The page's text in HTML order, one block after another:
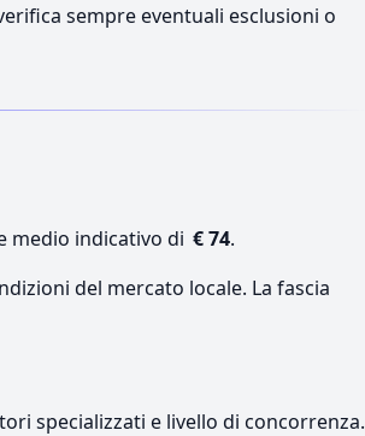
sempre eventuali esclusioni o
medio indicativo di € 74.
del mercato locale. La fascia
specializzati e livello di concorrenza.